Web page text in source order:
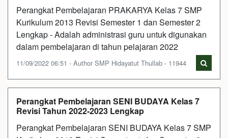
Perangkat Pembelajaran PRAKARYA Kelas 7 SMP
Kurikulum 2013 Revisi Semester 1 dan Semester 2
Lengkap - Adalah administrasi guru untuk digunakan
dalam pembelajaran di tahun pelajaran 2022
11/09/2022 06:51 - Author SMP Hidayatut Thullab - 11944
Perangkat Pembelajaran SENI BUDAYA Kelas 7
Revisi Tahun 2022-2023 Lengkap
Perangkat Pembelajaran SENI BUDAYA Kelas 7 SMP